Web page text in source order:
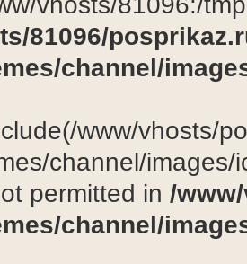
81096/
channel/
www/vhosts/
channel/
permitted in /
channel/